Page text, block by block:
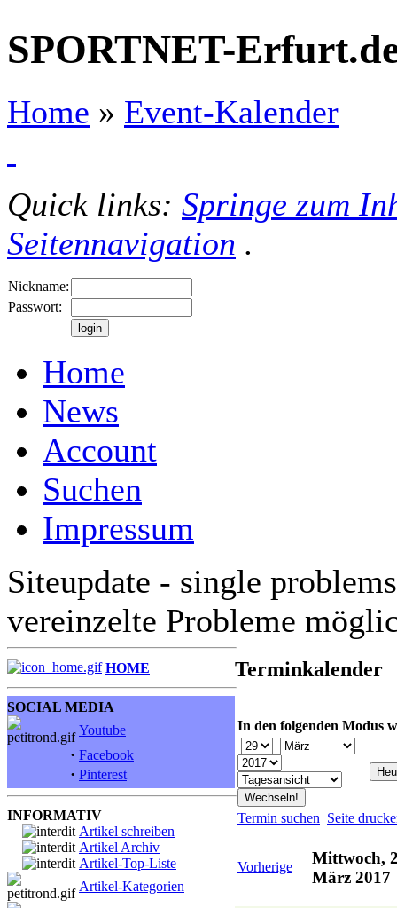
SPORTNET-
Home » Event-Kalender
Quick links: Springe zum
Seitennavigation .
Nickname:
Passwort:
Home
News
Account
Suchen
Impressum
Siteupdate - single
vereinzelte Probleme
HOME
SOCIAL MEDIA
Youtube
· Facebook
· Pinterest
INFORMATIV
Artikel schreiben
Artikel Archiv
Artikel-Top-Liste
Artikel-Kategorien
Terminkalender
In den folgenden Modus
Termin suchen Seite
Vorherige
Mittwoch,
März 2017